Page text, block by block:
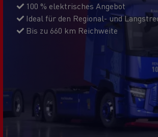
100 % elektrisches Angebot
Ideal für den Regional- und
Bis zu 660 km Reichweite